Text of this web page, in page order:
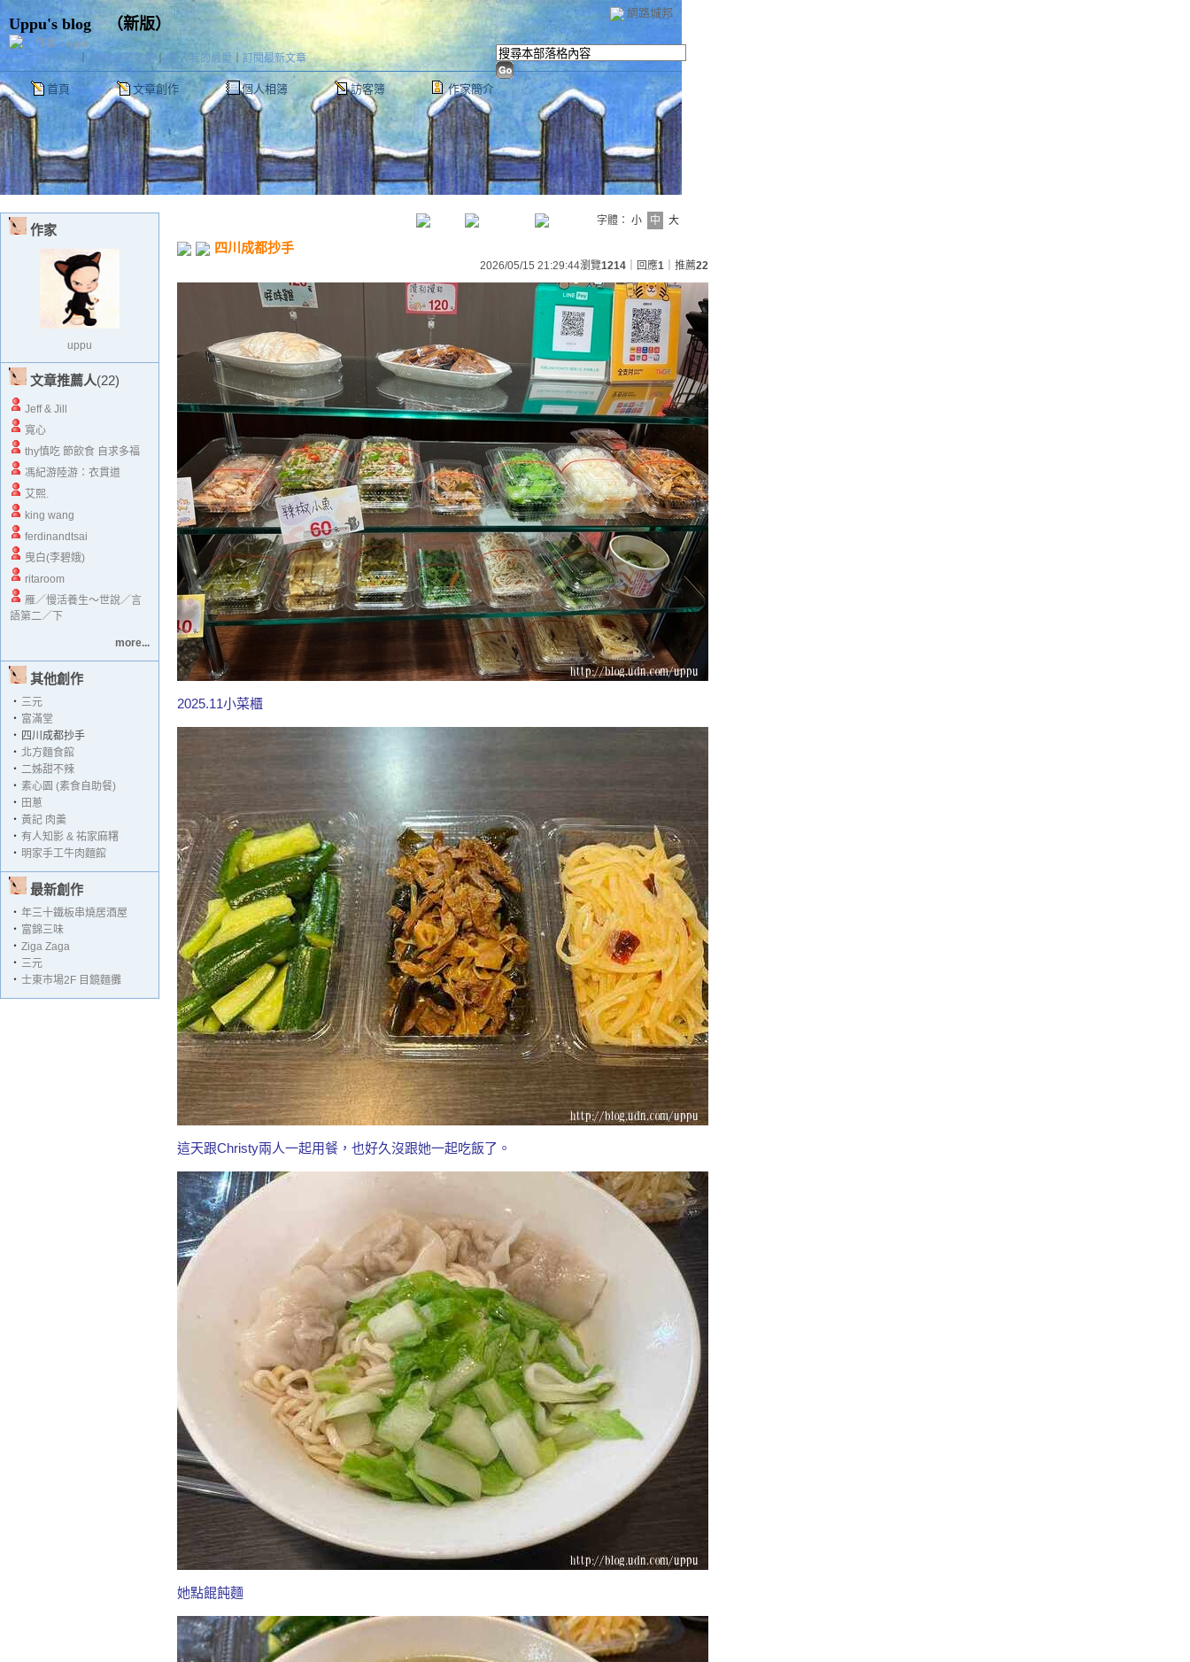
網路城邦
Uppu's blog（新版）
首頁 文章創作 個人相簿 訪客簿 作家簡介
加入好友 推薦此部落格｜ 加入我的最愛｜ 訂閱最新文章
作家：uppu
作家
uppu
文章推薦人(22)
Jeff & Jill
寬心
thy慎吃 節飲食 自求多福
馮紀游陸游：衣貫道
艾熙.
king wang
ferdinandtsai
曳白(李碧娥)
ritaroom
雁／慢活養生～世說／言
語第二／下
more...
其他創作
‧ 三元
‧ 富滿堂
‧ 四川成都抄手
‧ 北方麵食館
‧ 二姊甜不辣
‧ 素心園 (素食自助餐)
‧ 田蔥
‧ 黃記 肉羹
‧ 有人知影 & 祐家麻糬
‧ 明家手工牛肉麵館
最新創作
‧ 年三十鐵板串燒居酒屋
‧ 富錦三味
‧ Ziga Zaga
‧ 三元
‧ 士東市場2F 目鏡麵攤
字體： 小 中 大
四川成都抄手
2026/05/15 21:29:44瀏覽1214 ｜回應1 ｜推薦22
2025.11小菜櫃
這天跟Christy兩人一起用餐，也好久沒跟她一起吃飯了。
她點餛飩麵